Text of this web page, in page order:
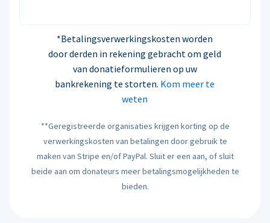
*Betalingsverwerkingskosten worden
door derden in rekening gebracht om geld
van donatieformulieren op uw
bankrekening te storten. Kom meer te
weten
**Geregistreerde organisaties krijgen korting op de
verwerkingskosten van betalingen door gebruik te
maken van Stripe en/of PayPal. Sluit er een aan, of sluit
beide aan om donateurs meer betalingsmogelijkheden te
bieden.